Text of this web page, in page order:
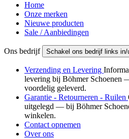
Home
Onze merken
Nieuwe producten
Sale / Aanbiedingen
Ons bedrijf Schakel ons bedrijf links in/
Verzending en Levering
levering bij Böhmer Schoenen
voordelig geleverd.
Garantie - Retourneren - Ruilen
uitgelegd — bij Böhmer
winkelen.
Contact opnemen
Over ons